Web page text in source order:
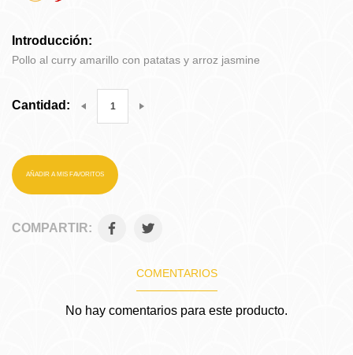
Introducción:
Pollo al curry amarillo con patatas y arroz jasmine
Cantidad:
AÑADIR A MIS FAVORITOS
COMPARTIR:
COMENTARIOS
No hay comentarios para este producto.